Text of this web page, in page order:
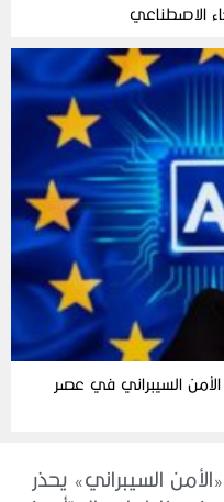
الأمن السيبراني في عصر
«الأمن السيبراني» يحذر